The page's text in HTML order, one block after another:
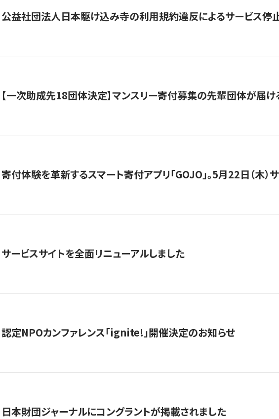
公益社団法人日本駆け込み寺の利用規約違反によるサービス停
【一次助成先18団体決定】マンスリー寄付募集の先輩団体が届
寄付体験を革新するスマート寄付アプリ「GOJO」。5月22日（木）
サービスサイトを全面リニューアルしました
認定NPOカンファレンス「ignite!」開催決定のお知らせ
日本財団ジャーナルにコングラントが掲載されました